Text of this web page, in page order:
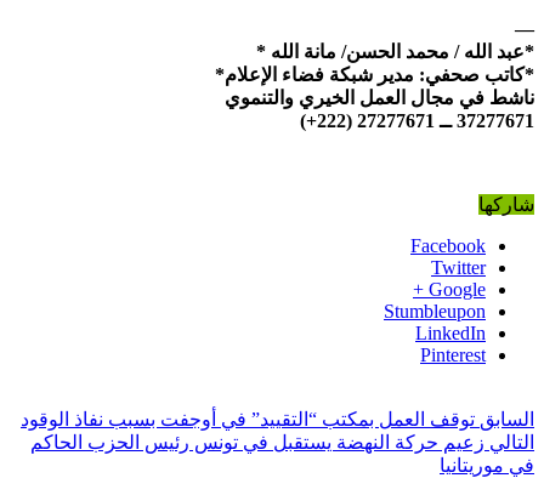
—
*عبد الله / محمد الحسن/ مانة الله *
*كاتب صحفي: مدير شبكة فضاء الإعلام*
ناشط في مجال العمل الخيري والتنموي
37277671 ــ 27277671 (222+)
شاركها
Facebook
Twitter
Google +
Stumbleupon
LinkedIn
Pinterest
السابق توقف العمل بمكتب “التقييد” في أوجفت بسبب نفاذ الوقود
التالي زعيم حركة النهضة يستقبل في تونس رئيس الحزب الحاكم
في موريتانيا